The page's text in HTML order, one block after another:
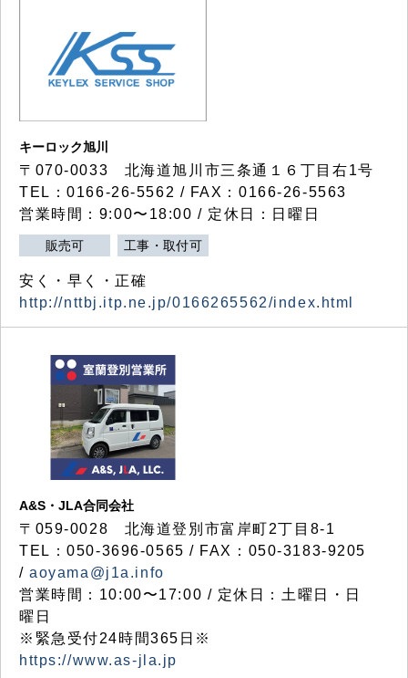
キーロック旭川
〒070-0033 北海道旭川市三条通１６丁目右1号
TEL：0166-26-5562 / FAX：0166-26-5563
営業時間：9:00〜18:00 / 定休日：日曜日
販売可 工事・取付可
安く・早く・正確
http://nttbj.itp.ne.jp/0166265562/index.html
A&S・JLA合同会社
〒 059-0028 北海道登別市富岸町2丁目 8-1
TEL：050-3696-0565 / FAX：050-3183-9205
/aoyama@j1a.info
営業時間：10:00〜17:00 / 定休日：土曜日・日
曜日
※緊急受付24時間365日※
https://www.as-jla.jp